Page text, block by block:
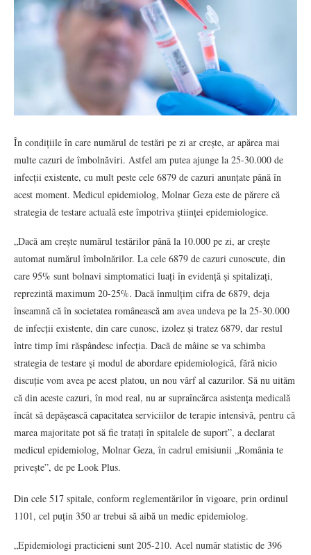
În condițiile în care numărul de testări pe zi ar crește, ar apărea mai
multe cazuri de îmbolnăviri. Astfel am putea ajunge la 25-30.000 de
infecții existente, cu mult peste cele 6879 de cazuri anunțate până în
acest moment. Medicul epidemiolog, Molnar Geza este de părere că
strategia de testare actuală este împotriva științei epidemiologice.
„Dacă am crește numărul testărilor până la 10.000 pe zi, ar crește
automat numărul îmbolnărilor. La cele 6879 de cazuri cunoscute, din
care 95% sunt bolnavi simptomatici luați în evidență și spitalizați,
reprezintă maximum 20-25%. Dacă înmulțim cifra de 6879, deja
înseamnă că în societatea românească am avea undeva pe la 25-30.000
de infecții existente, din care cunosc, izolez și tratez 6879, dar restul
între timp îmi răspândesc infecția. Dacă de mâine se va schimba
strategia de testare și modul de abordare epidemiologică, fără nicio
discuție vom avea pe acest platou, un nou vârf al cazurilor. Să nu uităm
că din aceste cazuri, în mod real, nu ar supraîncărca asistența medicală
încât să depășească capacitatea serviciilor de terapie intensivă, pentru că
marea majoritate pot să fie tratați în spitalele de suport”, a declarat
medicul epidemiolog, Molnar Geza, în cadrul emisiunii „România te
privește”, de pe Look Plus.
Din cele 517 spitale, conform reglementărilor în vigoare, prin ordinul
1101, cel puțin 350 ar trebui să aibă un medic epidemiolog.
„Epidemiologi practicieni sunt 205-210. Acel număr statistic de 396